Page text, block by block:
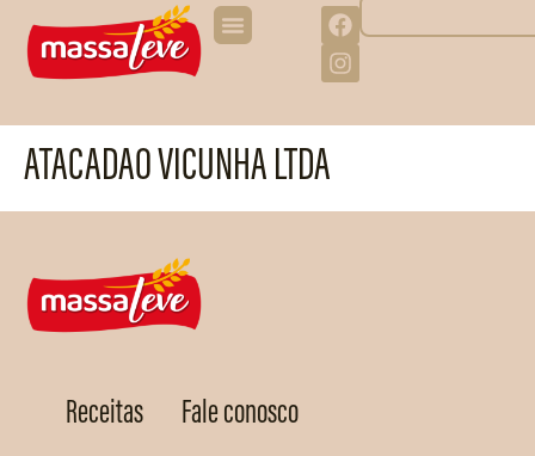
ATACADAO VICUNHA LTDA
Receitas Fale conosco